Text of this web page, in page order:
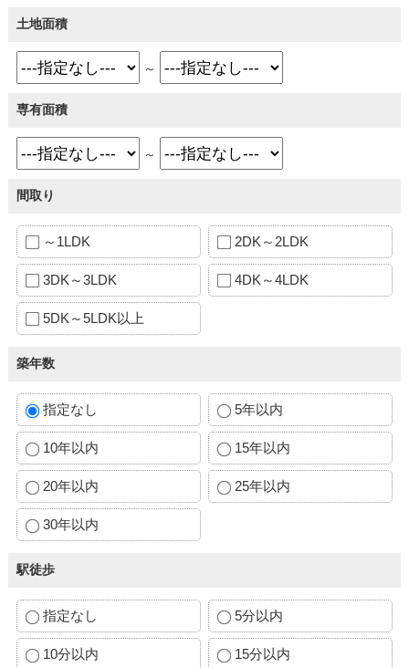
土地面積
～
専有面積
～
間取り
～1LDK 2DK～2LDK
3DK～3LDK 4DK～4LDK
5DK～5LDK以上
築年数
指定なし 5年以内
10年以内 15年以内
20年以内 25年以内
30年以内
駅徒歩
指定なし 5分以内
10分以内 15分以内